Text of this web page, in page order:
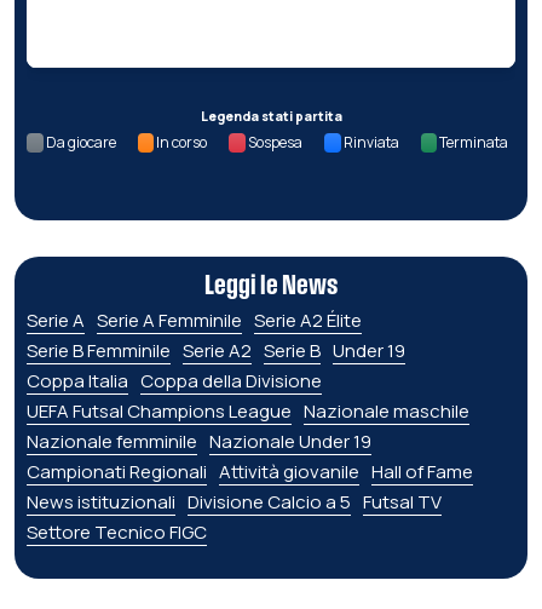
Legenda stati partita
Da giocare In corso Sospesa Rinviata Terminata
Leggi le News
Serie A Serie A Femminile Serie A2 Élite
Serie B Femminile Serie A2 Serie B Under 19
Coppa Italia Coppa della Divisione
UEFA Futsal Champions League Nazionale maschile
Nazionale femminile Nazionale Under 19
Campionati Regionali Attività giovanile Hall of Fame
News istituzionali Divisione Calcio a 5 Futsal TV
Settore Tecnico FIGC